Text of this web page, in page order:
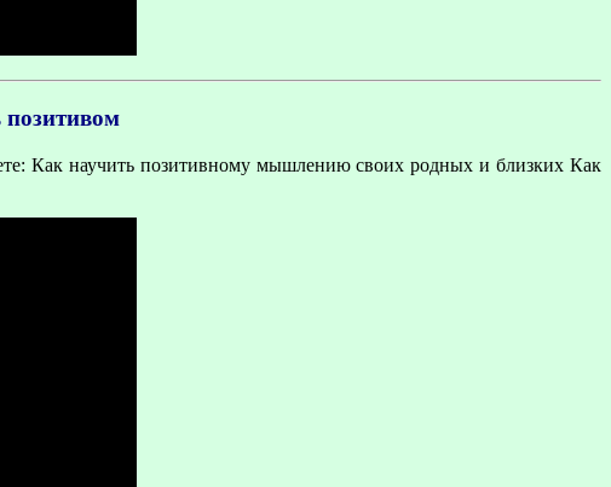
позитивом
Как научить позитивному мышлению своих родных и близких Как